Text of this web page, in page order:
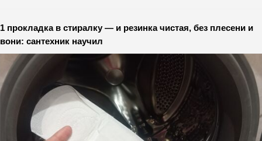
1 прокладка в стиралку — и резинка чистая, без плесени и
вони: сантехник научил